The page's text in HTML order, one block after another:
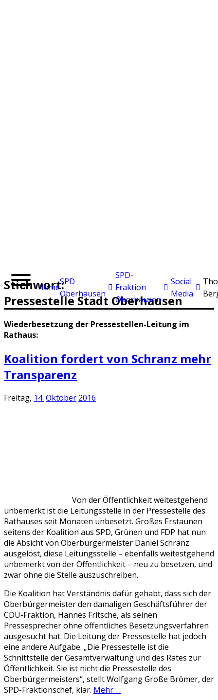
Home
SPD
Oberhausen
SPD-
Fraktion
Oberhausen
Social
Media
Stichwort:
Pressestelle Stadt Oberhausen
Wiederbesetzung der Pressestellen-Leitung im
Rathaus:
Koalition fordert von Schranz mehr
Transparenz
Freitag, 14. Oktober 2016
Von der Öffentlichkeit weitestgehend
unbemerkt ist die Leitungsstelle in der Pressestelle des
Rathauses seit Monaten unbesetzt. Großes Erstaunen
seitens der Koalition aus SPD, Grünen und FDP hat nun
die Absicht von Oberbürgermeister Daniel Schranz
ausgelöst, diese Leitungsstelle – ebenfalls weitestgehend
unbemerkt von der Öffentlichkeit – neu zu besetzen, und
zwar ohne die Stelle auszuschreiben.
Die Koalition hat Verständnis dafür gehabt, dass sich der
Oberbürgermeister den damaligen Geschäftsführer der
CDU-Fraktion, Hannes Fritsche, als seinen
Pressesprecher ohne öffentliches Besetzungsverfahren
ausgesucht hat. Die Leitung der Pressestelle hat jedoch
eine andere Aufgabe. „Die Pressestelle ist die
Schnittstelle der Gesamtverwaltung und des Rates zur
Öffentlichkeit. Sie ist nicht die Pressestelle des
Oberbürgermeisters“, stellt Wolfgang Große Brömer, der
SPD-Fraktionschef, klar. Mehr …